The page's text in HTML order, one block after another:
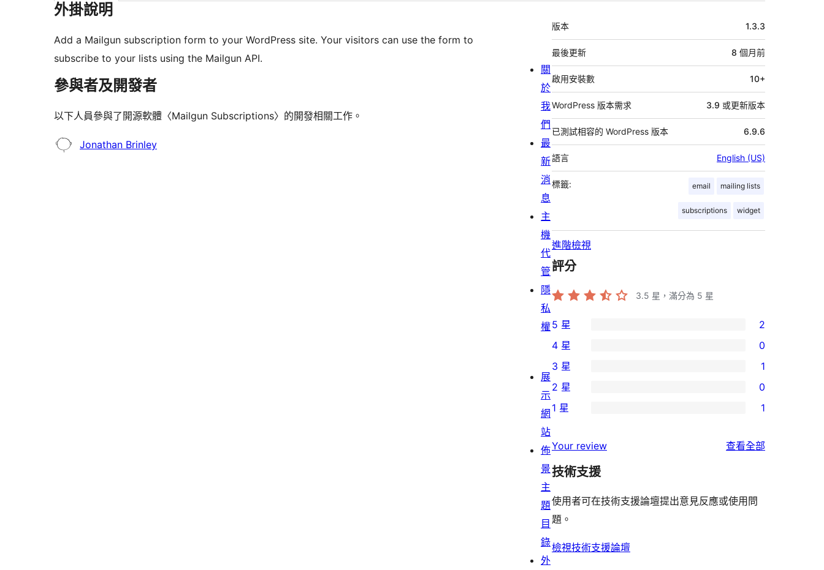
外掛說明
Add a Mailgun subscription form to your WordPress site. Your visitors can use the form to
subscribe to your lists using the Mailgun API.
參與者及開發者
以下人員參與了開源軟體〈Mailgun Subscriptions〉的開發相關工作。
參
Jonathan Brinley
中
繼
資
料
版本 1.3.3
最後更新 8 個月前
啟用安裝數 10+
WordPress 版本需求 3.9 或更新版本
已測試相容的 WordPress 版本 6.9.6
語言 English (US)
標籤: email mailing lists
subscriptions widget
進階檢視
評分
3.5 星，滿分為 5 星
2
個
5
星
使
者
論
5 星 2
個
4
星
用
者
論
4 星 0
1
個
3
使
用
評
論
3 星 1
個
星
使
者
評
論
2 星 0
1
星
用
者
評
1 星 1
Your review 查看全部
技術支援
使用者可在技術支援論壇提出意見反應或使用問
題。
檢視技術支援論壇
關
於
我
們
最
新
消
息
主
機
代
管
隱
私
權
展
示
網
站
佈
景
主
題
目
錄
外